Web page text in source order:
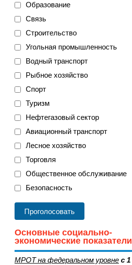
Образование
Связь
Строительство
Угольная промышленность
Водный транспорт
Рыбное хозяйство
Спорт
Туризм
Нефтегазовый сектор
Авиационный транспорт
Лесное хозяйство
Торговля
Общественное обслуживание
Безопасность
Основные социально-
экономические показатели
МРОТ на федеральном уровне с 1